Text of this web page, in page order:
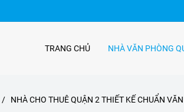
TRANG CHỦ NHÀ VĂN PHÒNG
/ NHÀ CHO THUÊ QUẬN 2 THIẾT KẾ CHUẨN